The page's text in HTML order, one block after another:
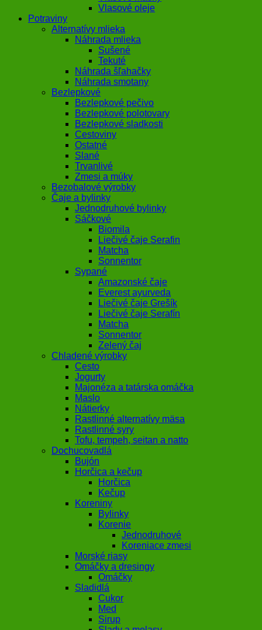
Vlasové oleje
Potraviny
Alternatívy mlieka
Náhrada mlieka
Sušené
Tekuté
Náhrada šľahačky
Náhrada smotany
Bezlepkové
Bezlepkové pečivo
Bezlepkové polotovary
Bezlepkové sladkosti
Cestoviny
Ostatné
Slané
Trvanlivé
Zmesi a múky
Bezobalové výrobky
Čaje a bylinky
Jednodruhové bylinky
Sáčkové
Biomila
Liečivé čaje Serafin
Matcha
Sonnentor
Sypané
Amazonské čaje
Everest ayurveda
Liečivé čaje Grešík
Liečivé čaje Serafín
Matcha
Sonnentor
Zelený čaj
Chladené výrobky
Cesto
Jogurty
Majonéza a tatárska omáčka
Maslo
Nátierky
Rastlinné alternatívy mäsa
Rastlinné syry
Tofu, tempeh, seitan a natto
Dochucovadlá
Bujón
Horčica a kečup
Horčica
Kečup
Koreniny
Bylinky
Korenie
Jednodruhové
Koreniace zmesi
Morské riasy
Omáčky a dresingy
Omáčky
Sladidlá
Cukor
Med
Sirup